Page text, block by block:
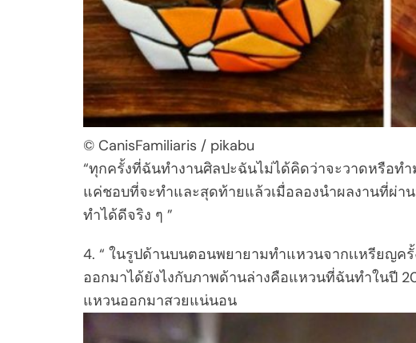
© CanisFamiliaris / pikabu
“ทุกครั้งที่ฉันทำงานศิลปะฉันไม่ได้คิดว่าจะวาดหรือท
แค่ชอบที่จะทำและสุดท้ายแล้วเมื่อลองนำผลงานที่ผ่า
ทำได้ดีจริง ๆ ”
4. “ ในรูปด้านบนตอนพยายามทำแหวนจากเเหรียญค
ออกมาได้ยังไงกับภาพด้านล่างคือแหวนที่ฉันทำในปี
แหวนออกมาสวยแน่นอน